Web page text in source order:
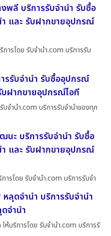
พลี บริการรับจำนำ รับซื้อ
และ รับฝากขายอุปกรณ์
การโดย รับจํานํา.com บริการรับ
รรับจำนำ รับซื้ออุปกรณ์
บฝากขายอุปกรณ์ไอที
จํานํา.com บริการรับจำนำของทุก
นะ บริการรับจำนำ รับซื้อ
และ รับฝากขายอุปกรณ์
ารโดย รับจํานํา.com บริการรับจำ
ลุดจำนำ บริการรับจำนำ
จำนำ
ห้บริการโดย รับจํานํา.com บริการรั